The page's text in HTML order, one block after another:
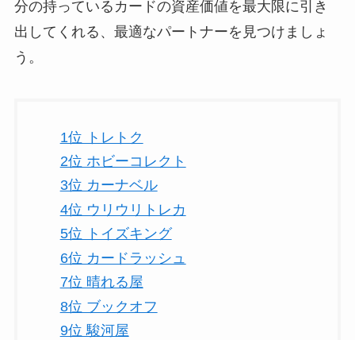
分の持っているカードの資産価値を最大限に引き
出してくれる、最適なパートナーを見つけましょ
う。
1位 トレトク
2位 ホビーコレクト
3位 カーナベル
4位 ウリウリトレカ
5位 トイズキング
6位 カードラッシュ
7位 晴れる屋
8位 ブックオフ
9位 駿河屋